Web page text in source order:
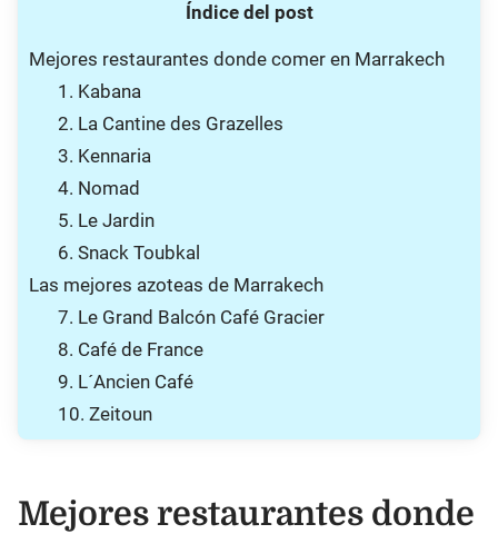
Índice del post
Mejores restaurantes donde comer en Marrakech
1. Kabana
2. La Cantine des Grazelles
3. Kennaria
4. Nomad
5. Le Jardin
6. Snack Toubkal
Las mejores azoteas de Marrakech
7. Le Grand Balcón Café Gracier
8. Café de France
9. L´Ancien Café
10. Zeitoun
Mejores restaurantes donde